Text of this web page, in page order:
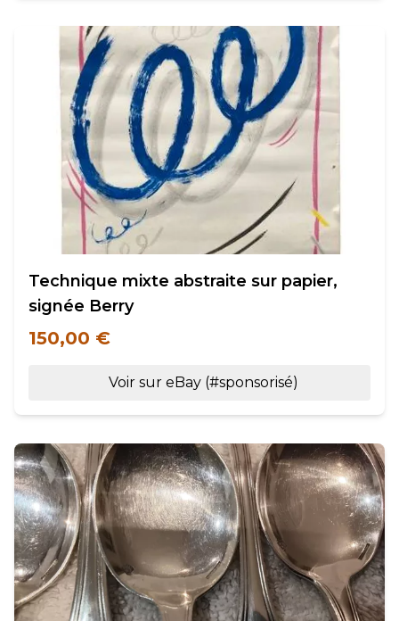
Technique mixte abstraite sur papier,
signée Berry
150,00 €
Voir sur eBay (#sponsorisé)